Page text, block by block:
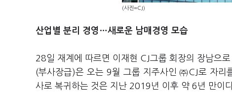
(사진=CJ)
산업별 분리 경영…새로운 남매경영 모습
28일 재계에 따르면 이재현 CJ그룹 회장의 장남으
(부사장급)은 오는 9월 그룹 지주사인 ㈜CJ로 자리
사로 복귀하는 것은 지난 2019년 이후 약 6년 만이